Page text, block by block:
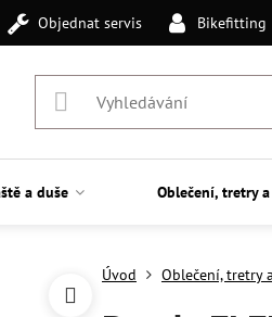
Objednat servis Bikefitting
a duše Oblečení, tretry
Úvod Oblečení, tretry